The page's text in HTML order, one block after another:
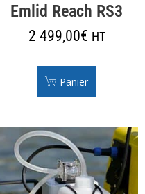
Emlid Reach RS3
2 499,00€ HT
Panier